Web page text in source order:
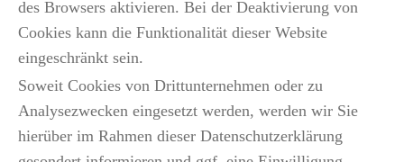
des Browsers aktivieren. Bei der Deaktivierung von
Cookies kann die Funktionalität dieser Website
eingeschränkt sein.
Soweit Cookies von Drittunternehmen oder zu
Analysezwecken eingesetzt werden, werden wir Sie
hierüber im Rahmen dieser Datenschutzerklärung